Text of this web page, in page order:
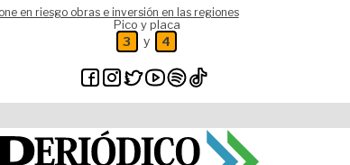
en riesgo obras e inversión en las regiones
Pico y placa
3 y 4